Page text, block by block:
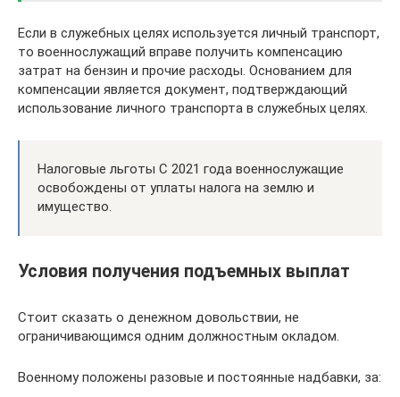
Если в служебных целях используется личный транспорт,
то военнослужащий вправе получить компенсацию
затрат на бензин и прочие расходы. Основанием для
компенсации является документ, подтверждающий
использование личного транспорта в служебных целях.
Налоговые льготы С 2021 года военнослужащие
освобождены от уплаты налога на землю и
имущество.
Условия получения подъемных выплат
Стоит сказать о денежном довольствии, не
ограничивающимся одним должностным окладом.
Военному положены разовые и постоянные надбавки, за: